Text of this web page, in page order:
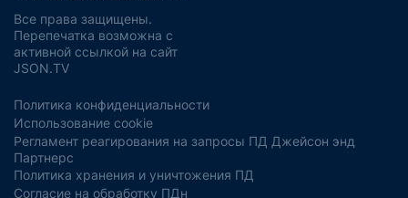
Все права защищены.
Перепечатка возможна с
активной ссылкой на сайт
JSON.TV
Политика конфиденциальности
Использование cookie
Регламент реагирования на запросы ПД Джейсон энд
Партнерс
Политика хранения и уничтожения ПД
Согласие на обработку ПДн